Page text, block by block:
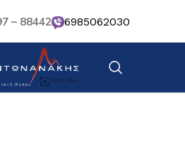
– 88442 6985062030
Είδη/ Πιάτα